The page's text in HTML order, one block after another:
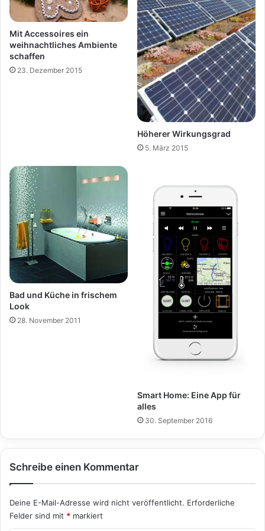
Mit Accessoires ein
weihnachtliches Ambiente
schaffen
23. Dezember 2015
Höherer Wirkungsgrad
5. März 2015
Bad und Küche in frischem
Look
28. November 2011
Smart Home: Eine App für
alles
30. September 2016
Schreibe einen Kommentar
Deine E-Mail-Adresse wird nicht veröffentlicht. Erforderliche
Felder sind mit * markiert